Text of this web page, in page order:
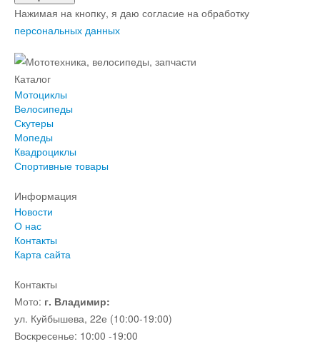
Нажимая на кнопку, я даю согласие на обработку
персональных данных
Каталог
Мотоциклы
Велосипеды
Скутеры
Мопеды
Квадроциклы
Спортивные товары
Информация
Новости
О нас
Контакты
Карта сайта
Контакты
Мото: г. Владимир:
ул. Куйбышева, 22е (10:00-19:00)
Воскресенье: 10:00 -19:00